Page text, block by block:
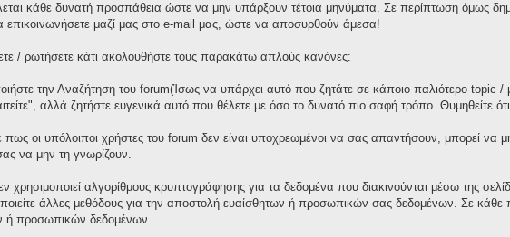
κάθε δυνατή προσπάθεια ώστε να μην υπάρξουν τέτοια μηνύματα. Σε περίπτωση όμως
επικοινωνήσετε μαζί μας στο e-mail μας, ώστε να αποσυρθούν άμεσα!
/ ρωτήσετε κάτι ακολουθήστε τους παρακάτω απλούς κανόνες:
την Αναζήτηση του forum(Ίσως να υπάρχει αυτό που ζητάτε σε κάποιο παλιότερο topic /
αλλά ζητήστε ευγενικά αυτό που θέλετε με όσο το δυνατό πιο σαφή τρόπο. Θυμηθείτε
πως οι υπόλοιποι χρήστες του forum δεν είναι υποχρεωμένοι να σας απαντήσουν, μπορεί
να μην τη γνωρίζουν.
χρησιμοποιεί αλγορίθμους κρυπτογράφησης για τα δεδομένα που διακινούνται μέσω της
άλλες μεθόδους για την αποστολή ευαίσθητων ή προσωπικών σας δεδομένων. Σε κάθε
ή προσωπικών δεδομένων.